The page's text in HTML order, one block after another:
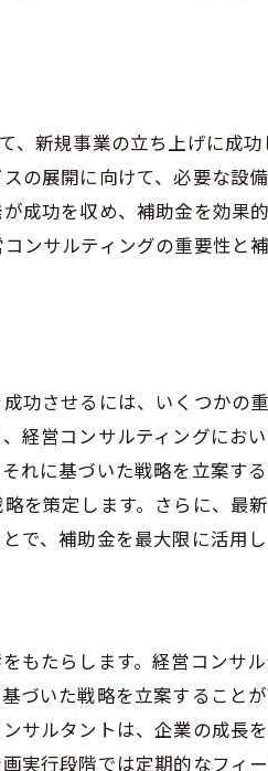
新規事業の立ち上げに成
の展開に向けて、必要な設
成功を収め、補助金を効果
ンサルティングの重要性と
功させるには、いくつかの
経営コンサルティングにお
れに基づいた戦略を立案す
を策定します。さらに、最
、補助金を最大限に活用
たらします。経営コンサ
づいた戦略を立案すること
サルタントは、企業の成長
実行段階では定期的なフィ